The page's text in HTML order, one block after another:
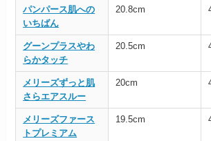
パンパース肌への
いちばん
20.8cm
グーンプラスやわ
らかタッチ
20.5cm
メリーズずっと肌
さらエアスルー
20cm
メリーズファース
トプレミアム
19.5cm